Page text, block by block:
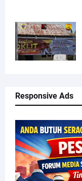
Responsive Ads